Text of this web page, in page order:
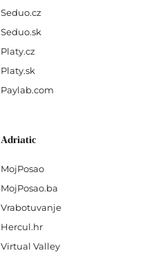
Seduo.cz
Seduo.sk
Platy.cz
Platy.sk
Paylab.com
Adriatic
MojPosao
MojPosao.ba
Vrabotuvanje
Hercul.hr
Virtual Valley